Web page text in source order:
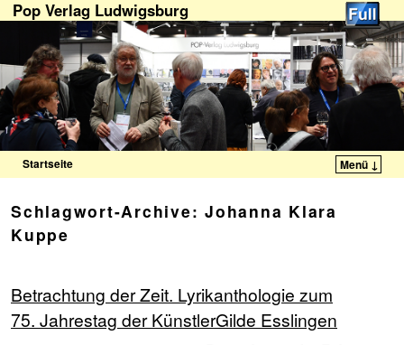
Pop Verlag Ludwigsburg
Startseite Menü ↓
Schlagwort-Archive:Johanna Klara
Kuppe
Betrachtung der Zeit. Lyrikanthologie zum
75. Jahrestag der KünstlerGilde Esslingen